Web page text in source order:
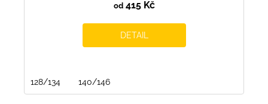
od415 Kč
DETAIL
128/134 140/146